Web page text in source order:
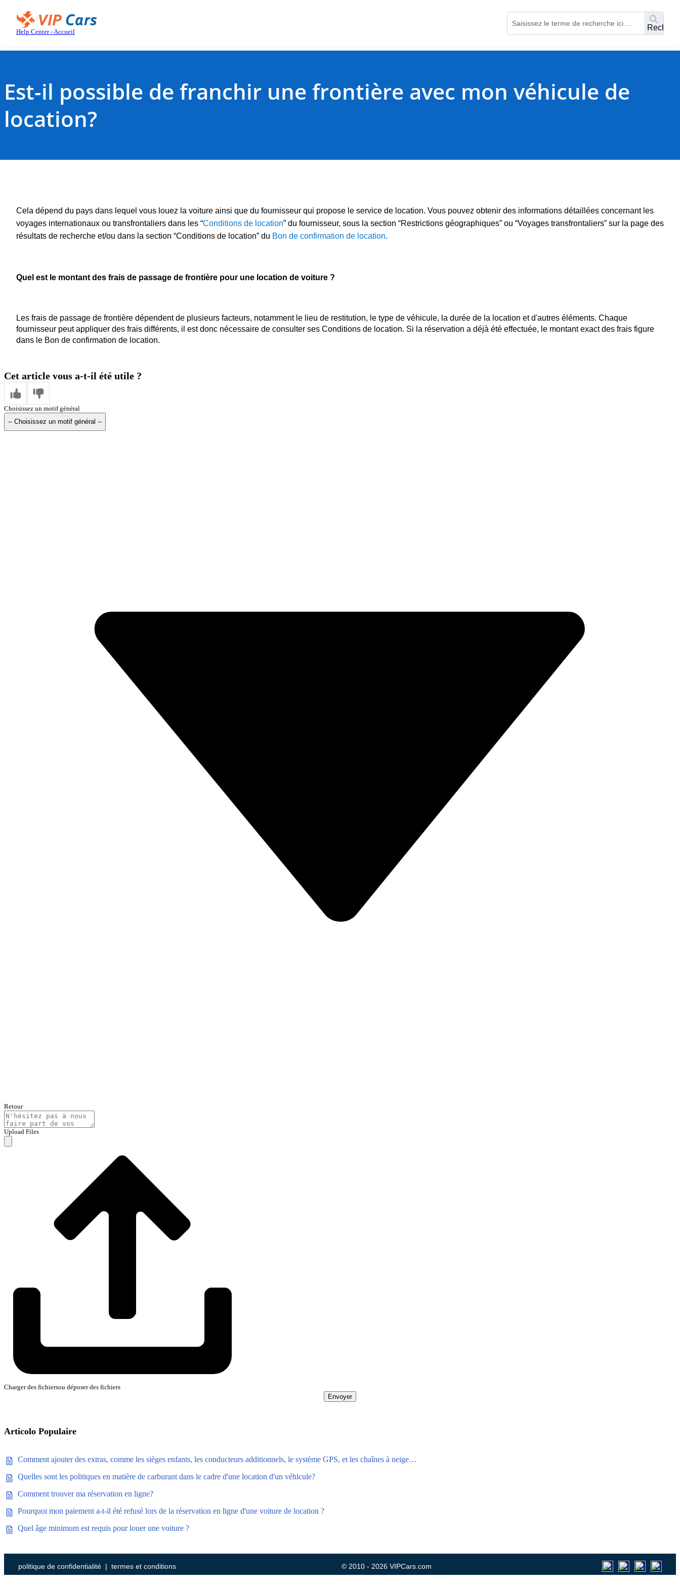
contenu
principal
Help Center - Accueil
Est-il possible de franchir une frontière avec mon véhicule de
location?
Cela dépend du pays dans lequel vous louez la voiture ainsi que du fournisseur qui propose le service de location. Vous pouvez obtenir des informations détaillées concernant les
voyages internationaux ou transfrontaliers dans les “Conditions de location” du fournisseur, sous la section “Restrictions géographiques” ou “Voyages transfrontaliers” sur la page des
résultats de recherche et/ou dans la section “Conditions de location” du Bon de confirmation de location.
Quel est le montant des frais de passage de frontière pour une location de voiture ?
Les frais de passage de frontière dépendent de plusieurs facteurs, notamment le lieu de restitution, le type de véhicule, la durée de la location et d'autres éléments. Chaque
fournisseur peut appliquer des frais différents, il est donc nécessaire de consulter ses Conditions de location. Si la réservation a déjà été effectuée, le montant exact des frais figure
dans le Bon de confirmation de location.
Cet article vous a-t-il été utile ?
Choisissez un motif général
-- Choisissez un motif général --
Retour
Upload Files
Charger des fichiersou déposer des fichiers
Envoyer
Articolo Populaire
Comment ajouter des extras, comme les sièges enfants, les conducteurs additionnels, le système GPS, et les chaînes à neige…
Quelles sont les politiques en matière de carburant dans le cadre d'une location d'un véhicule?
Comment trouver ma réservation en ligne?
Pourquoi mon paiement a-t-il été refusé lors de la réservation en ligne d'une voiture de location ?
Quel âge minimum est requis pour louer une voiture ?
politique de confidentialité | termes et conditions © 2010 - 2026 VIPCars.com